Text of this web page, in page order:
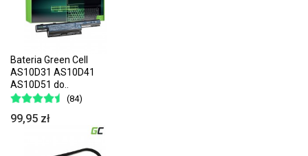
Bateria Green Cell
AS10D31 AS10D41
AS10D51 do..
(84)
99,95 zł